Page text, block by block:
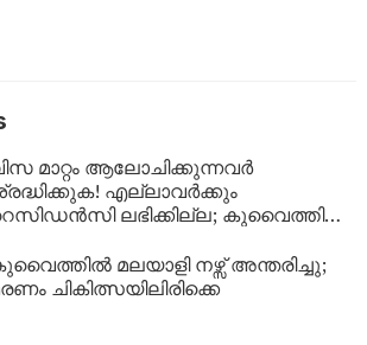
മാറ്റം ആലോചിക്കുന്നവർ
എല്ലാവർക്കും
ലഭിക്കില്ല; കുവൈത്തിന്റെ
മലയാളി നഴ്സ് അന്തരിച്ചു;
ചികിത്സയിലിരിക്കെ